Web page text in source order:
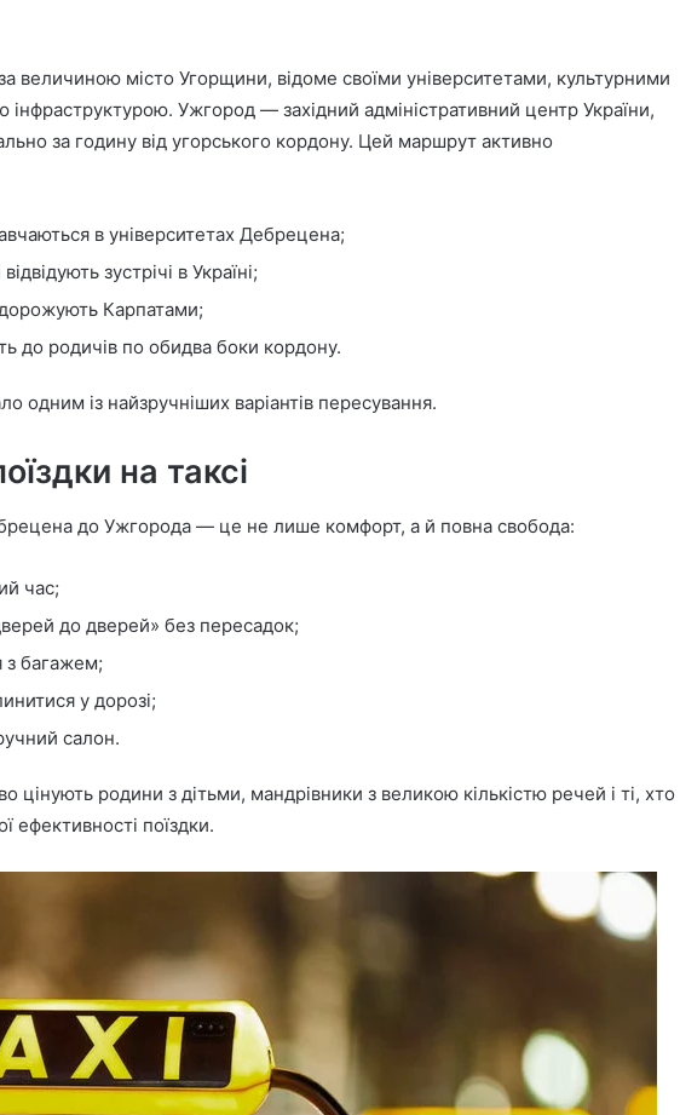
величиною місто Угорщини, відоме своїми університетами, культурними
інфраструктурою. Ужгород — західний адміністративний центр України,
за годину від угорського кордону. Цей маршрут активно
в університетах Дебрецена;
зустрічі в Україні;
Карпатами;
до родичів по обидва боки кордону.
одним із найзручніших варіантів пересування.
на таксі
до Ужгорода — це не лише комфорт, а й повна свобода:
час;
до дверей» без пересадок;
з багажем;
у дорозі;
салон.
цінують родини з дітьми, мандрівники з великою кількістю речей і ті, хто
ефективності поїздки.